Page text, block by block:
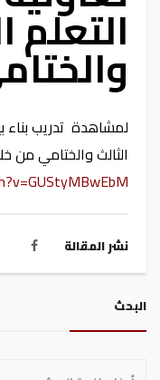
التعلم
لمشاهدة تدريب بناء
الثالث والختامي من
نشر المقالة
البحث